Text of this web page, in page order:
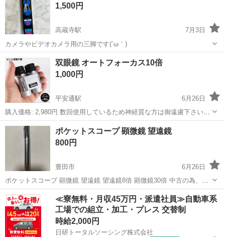
トへお持ち込み...1,500円
高蔵寺駅
7月3日
カメラやビデオカメラ用の三脚です(´ω｀)
愛知 名古屋市 高蔵寺駅 望遠鏡、顕微鏡
双眼鏡 オートフォーカス10倍
1,000円
平安通駅
6月26日
購入価格: 2,980円 数回使用しているため神経質な方は御遠慮下さい。
双眼鏡初心者🔰の方にもオススメなピント調整が要らない双眼鏡で
す。 ピント調整が間に合わない苦手という方には使いやすいかと思い
ますが、慣れるまで違和...
愛知 名古屋市 平安通駅 望遠鏡、顕微鏡 双眼鏡
ポケットスコープ 顕微鏡 望遠鏡
800円
豊田市
6月26日
ポケットスコープ 顕微鏡 望遠鏡 望遠鏡8倍 顕微鏡30倍 中古の為、傷
や汚れなどあります。
愛知 豊田市 望遠鏡、顕微鏡 望遠鏡
≪寮無料・月収45万円・派遣社員≫自動車系
工場での組立・加工・プレス 交替制
時給2,000円
日研トータルソーシング株式会社